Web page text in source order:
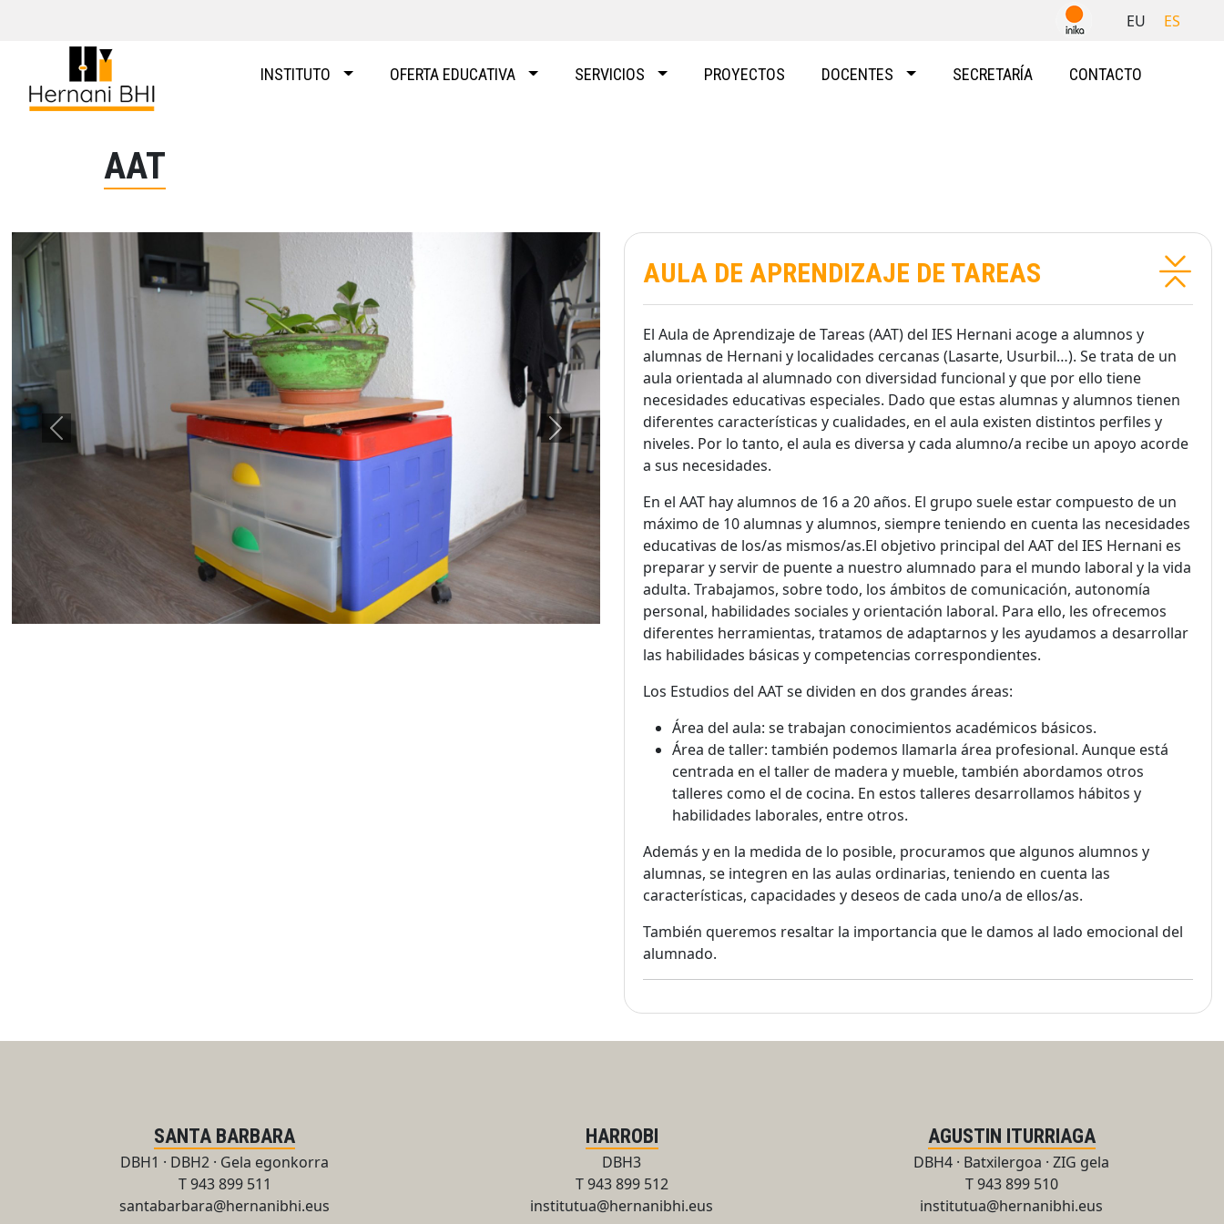
EU ES
INSTITUTO OFERTA EDUCATIVA SERVICIOS PROYECTOS DOCENTES SECRETARÍA CONTACTO
AAT
Previous Next
AULA DE APRENDIZAJE DE TAREAS
El Aula de Aprendizaje de Tareas (AAT) del IES Hernani acoge a alumnos y
alumnas de Hernani y localidades cercanas (Lasarte, Usurbil…). Se trata de un
aula orientada al alumnado con diversidad funcional y que por ello tiene
necesidades educativas especiales. Dado que estas alumnas y alumnos tienen
diferentes características y cualidades, en el aula existen distintos perfiles y
niveles. Por lo tanto, el aula es diversa y cada alumno/a recibe un apoyo acorde
a sus necesidades.
En el AAT hay alumnos de 16 a 20 años. El grupo suele estar compuesto de un
máximo de 10 alumnas y alumnos, siempre teniendo en cuenta las necesidades
educativas de los/as mismos/as.El objetivo principal del AAT del IES Hernani es
preparar y servir de puente a nuestro alumnado para el mundo laboral y la vida
adulta. Trabajamos, sobre todo, los ámbitos de comunicación, autonomía
personal, habilidades sociales y orientación laboral. Para ello, les ofrecemos
diferentes herramientas, tratamos de adaptarnos y les ayudamos a desarrollar
las habilidades básicas y competencias correspondientes.
Los Estudios del AAT se dividen en dos grandes áreas:
Área del aula: se trabajan conocimientos académicos básicos.
Área de taller: también podemos llamarla área profesional. Aunque está
centrada en el taller de madera y mueble, también abordamos otros
talleres como el de cocina. En estos talleres desarrollamos hábitos y
habilidades laborales, entre otros.
Además y en la medida de lo posible, procuramos que algunos alumnos y
alumnas, se integren en las aulas ordinarias, teniendo en cuenta las
características, capacidades y deseos de cada uno/a de ellos/as.
También queremos resaltar la importancia que le damos al lado emocional del
alumnado.
SANTA BARBARA
DBH1 · DBH2 · Gela egonkorra
T 943 899 511
santabarbara@hernanibhi.eus
HARROBI
DBH3
T 943 899 512
institutua@hernanibhi.eus
AGUSTIN ITURRIAGA
DBH4 · Batxilergoa · ZIG gela
T 943 899 510
institutua@hernanibhi.eus